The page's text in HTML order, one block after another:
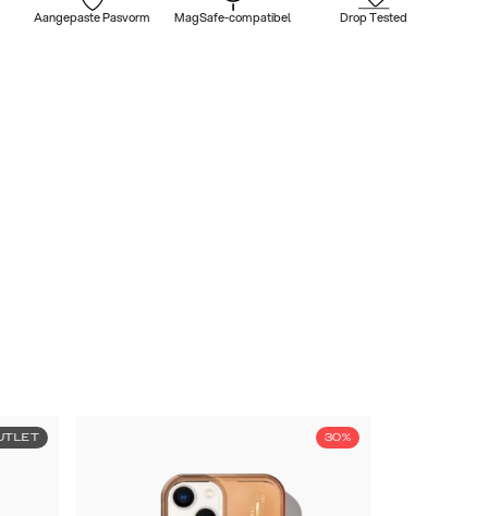
Aangepaste Pasvorm MagSafe-compatibel Drop Tested
30%